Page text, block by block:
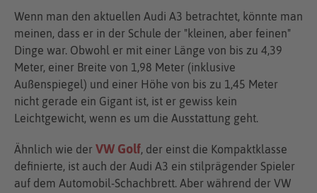
Wenn man den aktuellen Audi A3 betrachtet, könnte man
meinen, dass er in der Schule der "kleinen, aber feinen"
Dinge war. Obwohl er mit einer Länge von bis zu 4,39
Meter, einer Breite von 1,98 Meter (inklusive
Außenspiegel) und einer Höhe von bis zu 1,45 Meter
nicht gerade ein Gigant ist, ist er gewiss kein
Leichtgewicht, wenn es um die Ausstattung geht.
Ähnlich wie der VW Golf, der einst die Kompaktklasse
definierte, ist auch der Audi A3 ein stilprägender Spieler
auf dem Automobil-Schachbrett. Aber während der VW